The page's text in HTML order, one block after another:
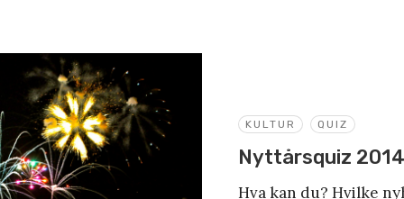
KULTUR QUIZ
Nyttårsquiz 2014
Hva kan du? Hvilke